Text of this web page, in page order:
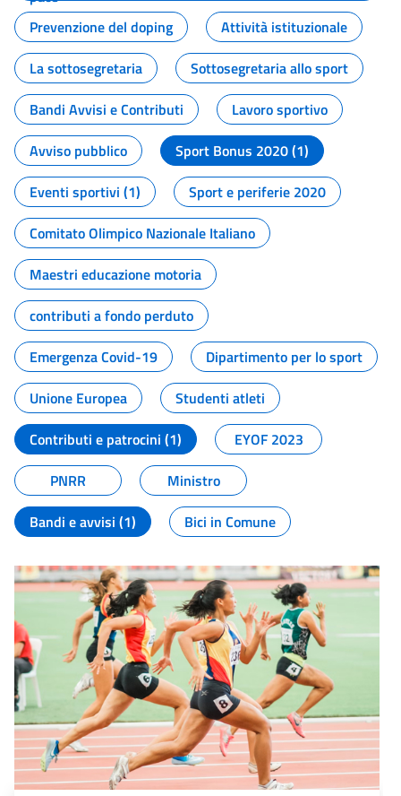
Prevenzione del doping
Attività istituzionale
La sottosegretaria
Sottosegretaria allo sport
Bandi Avvisi e Contributi
Lavoro sportivo
Avviso pubblico
Sport Bonus 2020 (1)
Eventi sportivi (1)
Sport e periferie 2020
Comitato Olimpico Nazionale Italiano
Maestri educazione motoria
contributi a fondo perduto
Emergenza Covid-19
Dipartimento per lo sport
Unione Europea
Studenti atleti
Contributi e patrocini (1)
EYOF 2023
PNRR
Ministro
Bandi e avvisi (1)
Bici in Comune